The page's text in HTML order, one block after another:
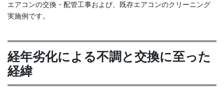
エアコンの交換・配管工事および、既存エアコンのクリーニング
実施例です。
経年劣化による不調と交換に至った
経緯